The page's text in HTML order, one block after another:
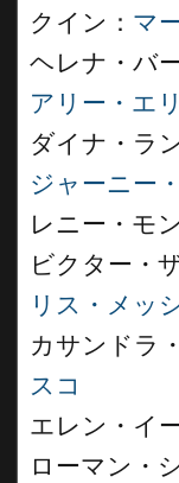
クイン： マ
ヘレナ・バ
アリー・エ
ダイナ・ラ
ジャーニー
レニー・モ
ビクター・
リス・メッ
カサンドラ
スコ
エレン・イ
ローマン・